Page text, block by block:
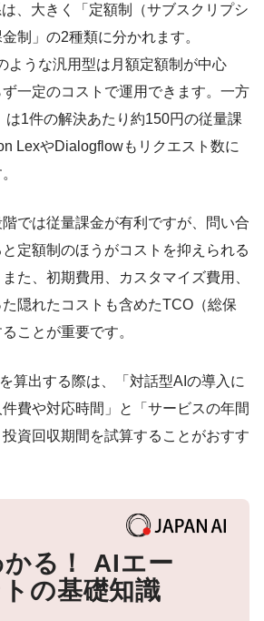
、大きく「定額制（サブスクリプシ
制」の2種類に分かれます。
ような汎用型は月額定額制が中心
一定のコストで運用できます。一方
は1件の解決あたり約150円の従量課
LexやDialogflowもリクエスト数に
では従量課金が有利ですが、問い合
定額制のほうがコストを抑えられる
た、初期費用、カスタマイズ費用、
隠れたコストも含めたTCO（総保
ことが重要です。
算出する際は、「対話型AIの導入に
費や対応時間」と「サービスの年間
資回収期間を試算することがおすす
る！
AIエー
の基礎知識